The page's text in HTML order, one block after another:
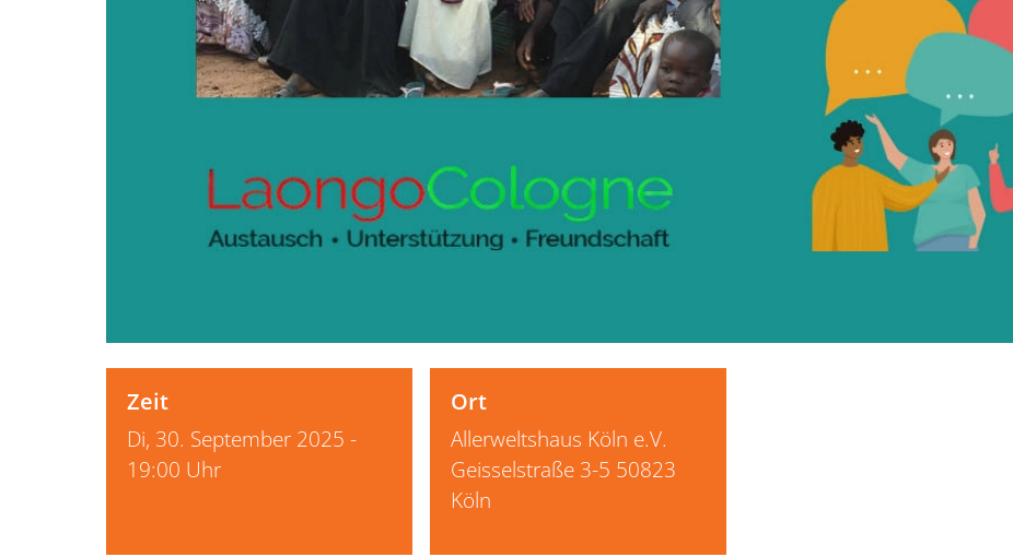
Zeit
Di, 30. September 2025 -
19:00 Uhr
Ort
Allerweltshaus Köln e.V.
Geisselstraße 3-5 50823
Köln